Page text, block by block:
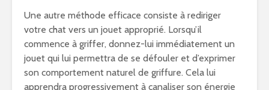
Une autre méthode efficace consiste à rediriger
votre chat vers un jouet approprié. Lorsqu’il
commence à griffer, donnez-lui immédiatement un
jouet qui lui permettra de se défouler et d’exprimer
son comportement naturel de griffure. Cela lui
apprendra progressivement à canaliser son énergie